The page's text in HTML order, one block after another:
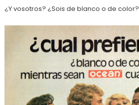
¿Y vosotros? ¿Sois de blanco o de color?